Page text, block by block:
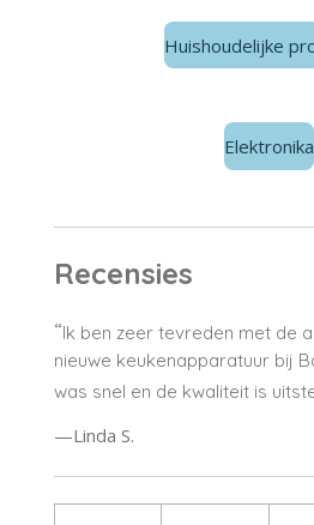
Huishoudelijke
Elektronika
Recensies
“Ik ben zeer tevreden met de
nieuwe keukenapparatuur bij
was snel en de kwaliteit is
—Linda S.